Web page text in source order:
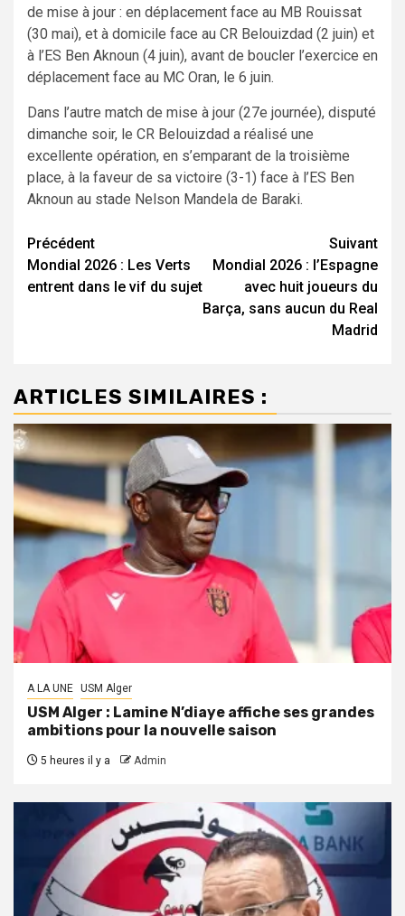
de mise à jour : en déplacement face au MB Rouissat
(30 mai), et à domicile face au CR Belouizdad (2 juin) et
à l’ES Ben Aknoun (4 juin), avant de boucler l’exercice en
déplacement face au MC Oran, le 6 juin.
Dans l’autre match de mise à jour (27e journée), disputé
dimanche soir, le CR Belouizdad a réalisé une
excellente opération, en s’emparant de la troisième
place, à la faveur de sa victoire (3-1) face à l’ES Ben
Aknoun au stade Nelson Mandela de Baraki.
Navigation
d’article
Précédent
Mondial 2026 : Les Verts
entrent dans le vif du sujet
Suivant
Mondial 2026 : l’Espagne
avec huit joueurs du
Barça, sans aucun du Real
Madrid
ARTICLES SIMILAIRES :
A LA UNE USM Alger
USM Alger : Lamine N’diaye affiche ses grandes
ambitions pour la nouvelle saison
5 heures il y a Admin